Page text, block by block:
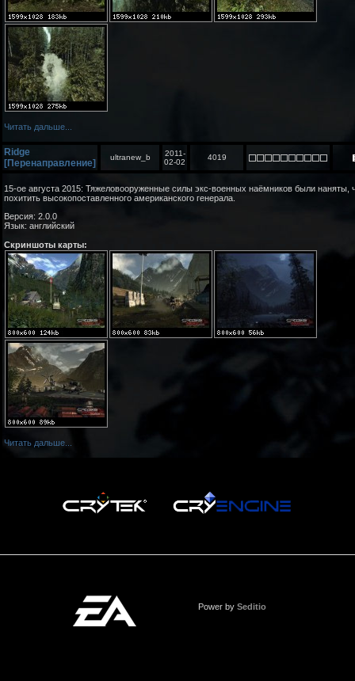
Читать дальше...
Ridge
[Перенаправление]
ultranew_b
2011-
02-02
4019
15-ое августа 2015: Тяжеловооруженные силы экс-военных наёмников были наняты,
похитить высокопоставленного американского генерала.
Версия: 2.0.0
Язык: английский
Скриншоты карты:
Читать дальше...
Power by Seditio